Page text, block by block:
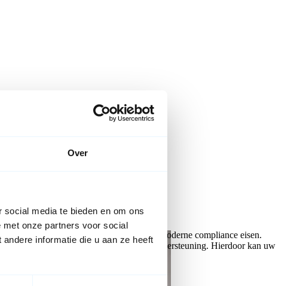
Over
media te bieden en om ons
onze partners voor social
informatie die u aan ze heeft
aan de slag
& Docs software is veilig en voldoet aan moderne compliance eisen.
afdelingen zullen tevreden zijn met de ondersteuning. Hierdoor kan uw
aan de slag.